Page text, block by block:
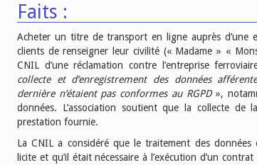
Faits :
Acheter un titre de transport en ligne auprès d’une
clients de renseigner leur civilité (« Madame » «
CNIL d’une réclamation contre l’entreprise
collecte et d’enregistrement des données
dernière n’étaient pas conformes au RGPD»,
données. L’association soutient que la collecte de
prestation fournie.
La CNIL a considéré que le traitement des données
licite et qu’il était nécessaire à l’exécution d’un